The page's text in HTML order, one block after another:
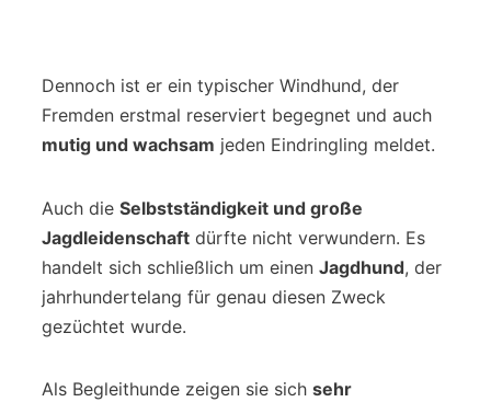
Dennoch ist er ein typischer Windhund, der
Fremden erstmal reserviert begegnet und auch
mutig und wachsam jeden Eindringling meldet.
Auch die Selbstständigkeit und große
Jagdleidenschaft dürfte nicht verwundern. Es
handelt sich schließlich um einen Jagdhund, der
jahrhundertelang für genau diesen Zweck
gezüchtet wurde.
Als Begleithunde zeigen sie sich sehr